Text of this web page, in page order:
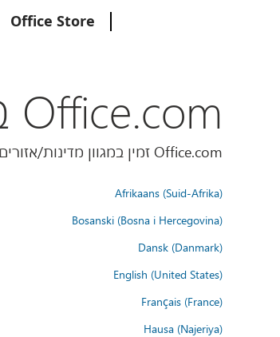
Office Store
Office.com ברחבי העולם
Office.com זמין במגוון מדינות/אזורים. בחר את העדפת השפה שלך למטה.
Afrikaans (Suid-Afrika)
Bosanski (Bosna i Hercegovina)
Dansk (Danmark)
English (United States)
Français (France)
Hausa (Najeriya)